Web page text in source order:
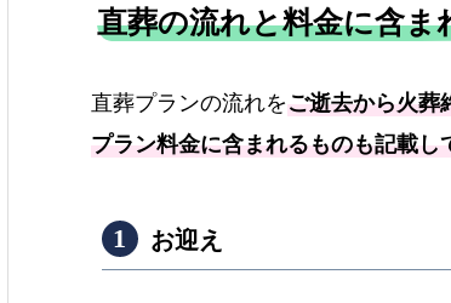
直葬の流れと料金に含ま
直葬プランの流れをご逝去から火葬
プラン料金に含まれるものも記載し
お迎え